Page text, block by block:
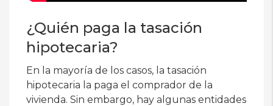
¿Quién paga la tasación
hipotecaria?
En la mayoría de los casos, la tasación
hipotecaria la paga el comprador de la
vivienda. Sin embargo, hay algunas entidades